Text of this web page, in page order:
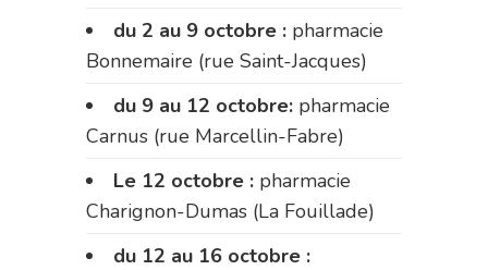
du 2 au 9 octobre : pharmacie
Bonnemaire (rue Saint-Jacques)
du 9 au 12 octobre: pharmacie
Carnus (rue Marcellin-Fabre)
Le 12 octobre : pharmacie
Charignon-Dumas (La Fouillade)
du 12 au 16 octobre :